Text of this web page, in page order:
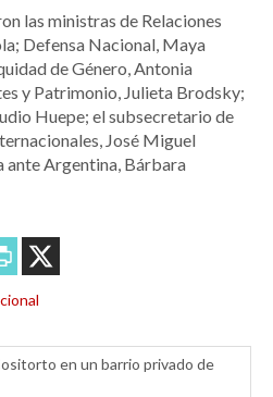
las ministras de Relaciones
Defensa Nacional, Maya
de Género, Antonia
y Patrimonio, Julieta Brodsky;
Huepe; el subsecretario de
José Miguel
ante Argentina, Bárbara
en un barrio privado de